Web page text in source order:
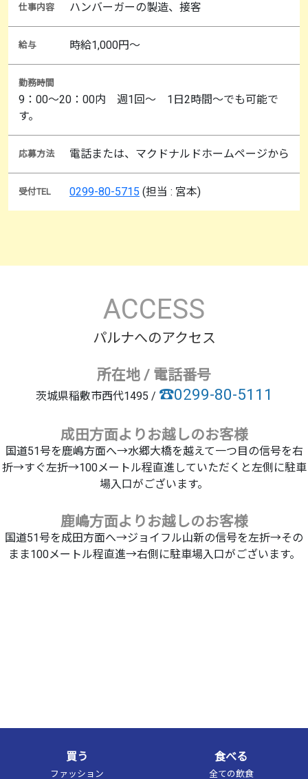
仕事内容 ハンバーガーの製造、接客
給与 時給1,000円～
勤務時間
9：00～20：00内 週1回～ 1日2時間～でも可能で
す。
応募方法 電話または、マクドナルドホームページから
受付TEL 0299-80-5715 (担当 : 宮本)
ACCESS
パルナへのアクセス
所在地 / 電話番号
茨城県稲敷市西代1495 / ☎0299-80-5111
成田方面よりお越しのお客様
国道51号を鹿嶋方面へ→水郷大橋を越えて一つ目の信号を右
折→すぐ左折→100メートル程直進していただくと左側に駐車
場入口がございます。
鹿嶋方面よりお越しのお客様
国道51号を成田方面へ→ジョイフル山新の信号を左折→その
まま100メートル程直進→右側に駐車場入口がございます。
買う
ファッション
食べる
全ての飲食